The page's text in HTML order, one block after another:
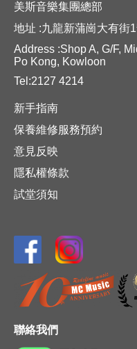
美斯音樂集團總部
地址 :九龍新蒲崗大有街
Address :Shop A, G/F,
Po Kong, Kowloon
Tel:2127 4214
新手指南
保養維修服務預約
意見反映
隱私權條款
試堂須知
聯絡我們